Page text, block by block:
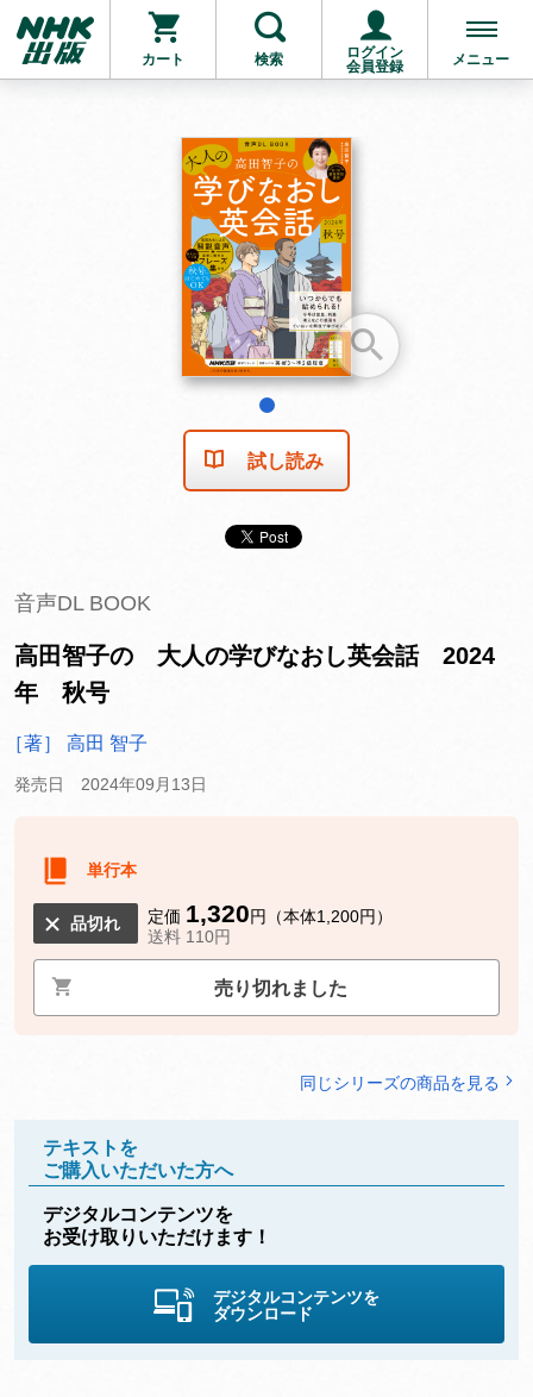
カート 検索
ログイン
会員登録
メニュー
お支払いに進む
他にも商品を買う
試し読み
音声DL BOOK
高田智子の 大人の学びなおし英会話 2024
年 秋号
［著］ 高田 智子
発売日 2024年09月13日
単行本
品切れ 定価 1,320円（本体1,200円）
送料 110円
売り切れました
同じシリーズの商品を見る
テキストを
ご購入いただいた方へ
デジタルコンテンツを
お受け取りいただけます！
デジタルコンテンツを
ダウンロード